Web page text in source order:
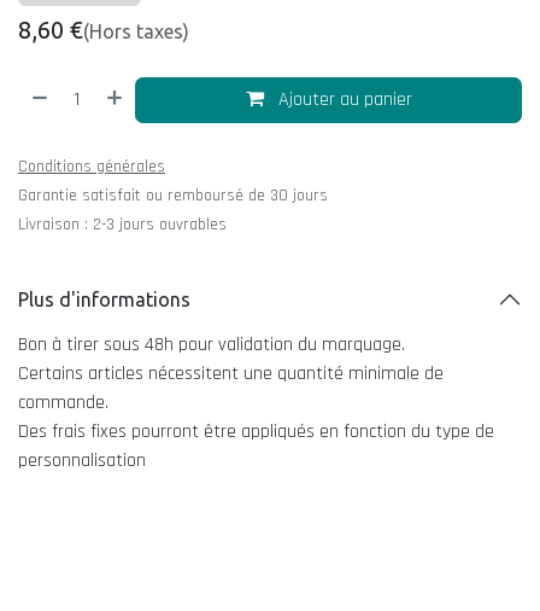
8,60 €(Hors taxes)
Ajouter au panier
Conditions générales
Garantie satisfait ou remboursé de 30 jours
Livraison : 2-3 jours ouvrables
Plus d'informations
Bon à tirer sous 48h pour validation du marquage.
Certains articles nécessitent une quantité minimale de
commande.
Des frais fixes pourront être appliqués en fonction du type de
personnalisation